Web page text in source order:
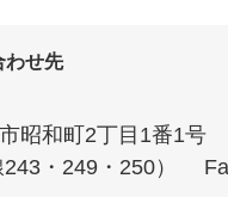
わせ先
昭和町2丁目1番1号
・249・250）